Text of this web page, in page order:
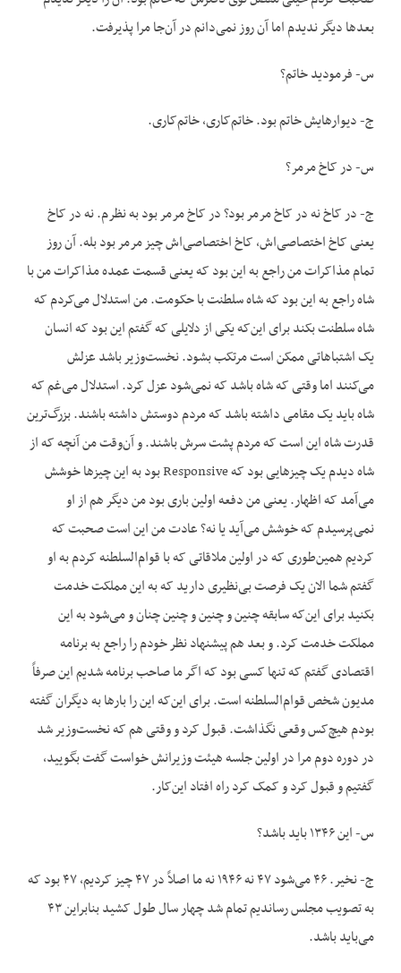
بعدها دیگر ندیدم اما آن روز نمی‌دانم در آن‌جا مرا پذیرفت.
س- فرمودید خاتم؟
ج- دیوارهایش خاتم بود. خاتم‌کاری، خاتم‌کاری.
س- در کاخ مرمر؟
ج- در کاخ نه در کاخ مرمر بود؟ در کاخ مرمر بود به نظرم. نه در کاخ
یعنی کاخ اختصاصی‌اش، کاخ اختصاصی‌اش چیز مرمر بود بله. آن روز
تمام مذاکرات من راجع به این بود که یعنی قسمت عمده مذاکرات من با
شاه راجع به این بود که شاه سلطنت با حکومت. من استدلال می‌کردم که
شاه سلطنت بکند برای این‌که یکی از دلایلی که گفتم این بود که انسان
یک اشتباهاتی ممکن است مرتکب بشود. نخست‌وزیر باشد عزلش
می‌کنند اما وقتی که شاه باشد که نمی‌شود عزل کرد. استدلال می‌غم که
شاه باید یک مقامی داشته باشد که مردم دوستش داشته باشند. بزرگ‌ترین
قدرت شاه این است که مردم پشت سرش باشند. و آن‌وقت من آنچه که از
شاه دیدم یک چیزهایی بود که Responsive بود به این چیزها خوشش
می‌آمد که اظهار. یعنی من دفعه اولین باری بود من دیگر هم از او
نمی‌پرسیدم که خوشش می‌آید یا نه؟ عادت من این است صحبت که
کردیم همین‌طوری که در اولین ملاقاتی که با قوام‌السلطنه کردم به او
گفتم شما الان یک فرصت بی‌نظیری دارید که به این مملکت خدمت
بکنید برای این‌که سابقه چنین و چنین و چنین چنان و می‌شود به این
مملکت خدمت کرد. و بعد هم پیشنهاد نظر خودم را راجع به برنامه
اقتصادی گفتم که تنها کسی بود که اگر ما صاحب برنامه شدیم این صرفاً
مدیون شخص قوام‌السلطنه است. برای این‌که این را بارها به دیگران گفته
بودم هیچ‌کس وقعی نگذاشت. قبول کرد و وقتی هم که نخست‌وزیر شد
در دوره دوم مرا در اولین جلسه هیئت وزیرانش خواست گفت بگویید،
گفتیم و قبول کرد و کمک کرد راه افتاد این‌کار.
س- این ۱۳۴۶ باید باشد؟
ج- نخیر. ۴۶ می‌شود ۴۷ نه ۱۹۴۶ نه ما اصلاً در ۴۷ چیز کردیم، ۴۷ بود که
به تصویب مجلس رساندیم تمام شد چهار سال طول کشید بنابراین ۴۳
می‌باید باشد.